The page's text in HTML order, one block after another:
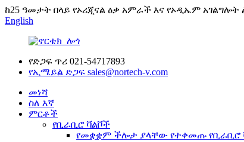
ከ25 ዓመታት በላይ የኦሪጂናል ዕቃ አምራች እና የኦዲኤም
English
የድጋፍ ጥሪ 021-54717893
የኢሜይል ድጋፍ sales@nortech-v.com
መነሻ
ስለ እኛ
ምርቶች
የቢራቢሮ ቫልቮች
የመቋቋም ችሎታ ያላቸው የተቀመጡ የቢራቢሮ